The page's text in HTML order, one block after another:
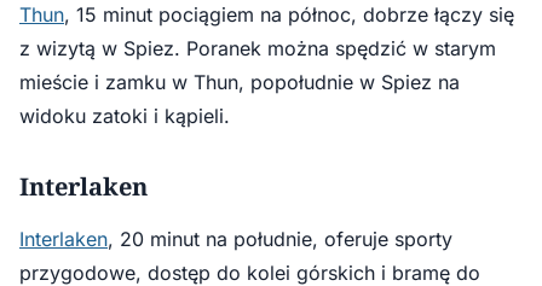
Thun, 15 minut pociągiem na północ, dobrze łączy się
z wizytą w Spiez. Poranek można spędzić w starym
mieście i zamku w Thun, popołudnie w Spiez na
widoku zatoki i kąpieli.
Interlaken
Interlaken, 20 minut na południe, oferuje sporty
przygodowe, dostęp do kolei górskich i bramę do